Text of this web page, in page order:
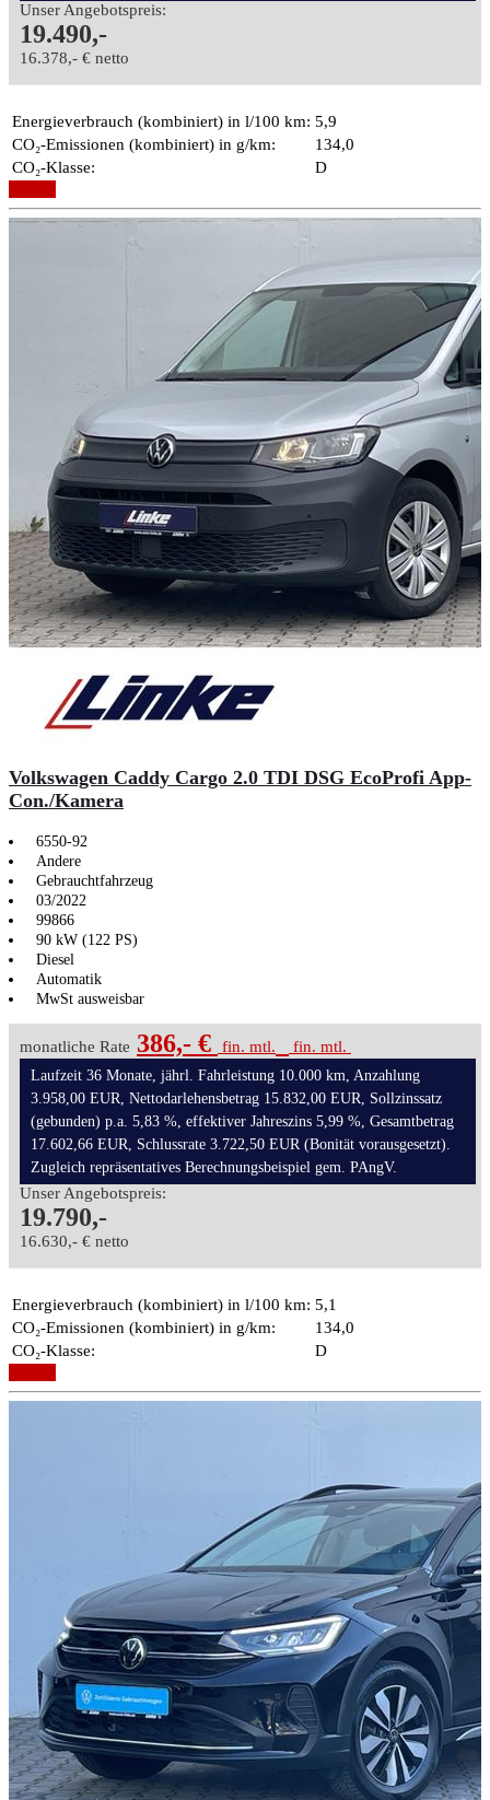
Unser Angebotspreis:
19.490,-
16.378,- € netto
Energieverbrauch (kombiniert) in l/100 km: 5,9
CO₂-Emissionen (kombiniert) in g/km:
134,0
CO₂-Klasse:
D
Volkswagen Caddy Cargo 2.0 TDI DSG EcoProfi App-
Con./Kamera
6550-92
Andere
Gebrauchtfahrzeug
03/2022
99866
90 kW (122 PS)
Diesel
Automatik
MwSt ausweisbar
monatliche Rate 386,- € fin. mtl. fin. mtl.
Laufzeit 36 Monate, jährl. Fahrleistung 10.000 km, Anzahlung
3.958,00 EUR, Nettodarlehensbetrag 15.832,00 EUR, Sollzinssatz
(gebunden) p.a. 5,83 %, effektiver Jahreszins 5,99 %, Gesamtbetrag
17.602,66 EUR, Schlussrate 3.722,50 EUR (Bonität vorausgesetzt).
Zugleich repräsentatives Berechnungsbeispiel gem. PAngV.
Unser Angebotspreis:
19.790,-
16.630,- € netto
Energieverbrauch (kombiniert) in l/100 km: 5,1
CO₂-Emissionen (kombiniert) in g/km:
134,0
CO₂-Klasse:
D